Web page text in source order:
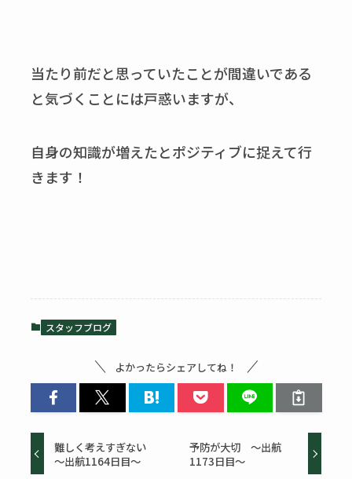
当たり前だと思っていたことが間違いである
と気づくことには戸惑いますが、
自身の知識が増えたとポジティブに捉えて行
きます！
スタッフブログ
よかったらシェアしてね！
難しく考えすぎない
～出航1164日目～
予防が大切 ～出航
1173日目～